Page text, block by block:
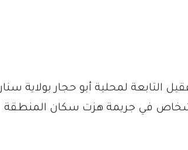
التابعة لمحلية أبو حجار بولاية سنار
في جريمة هزت سكان المنطقة